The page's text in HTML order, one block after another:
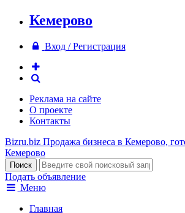
Кемерово
Вход / Регистрация
Реклама на сайте
О проекте
Контакты
Bizru.biz Продажа бизнеса в Кемерово,
Кемерово
Подать объявление
Меню
Главная